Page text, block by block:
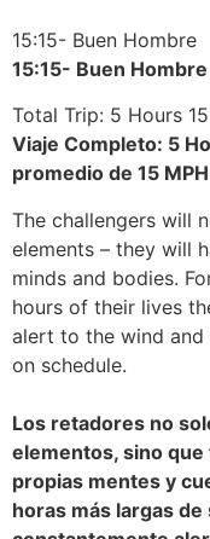
15:15- Buen Hombre
15:15- Buen Hombre
Total Trip: 5 Hours
Viaje Completo: 5
promedio de 15 MPH
The challengers will
elements – they will
minds and bodies.
hours of their lives
alert to the wind and
on schedule.
Los retadores no
elementos, sino
propias mentes y
horas más largas